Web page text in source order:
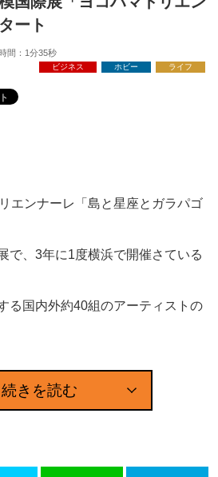
ート
間：1分35秒
ビジネス ホビー ライフ
エンナーレ「島と星座とガラパゴ
で、3年に1度横浜で開催さている
る国内外約40組のアーティストの
続きを読む